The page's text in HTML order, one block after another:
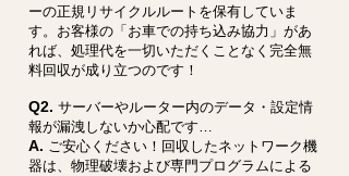
ーの正規リサイクルルートを保有していま
す。お客様の「お車での持ち込み協力」があ
れば、処理代を一切いただくことなく完全無
料回収が成り立つのです！
Q2. サーバーやルーター内のデータ・設定情
報が漏洩しないか心配です…
A. ご安心ください！回収したネットワーク機
器は、物理破壊および専門プログラムによる